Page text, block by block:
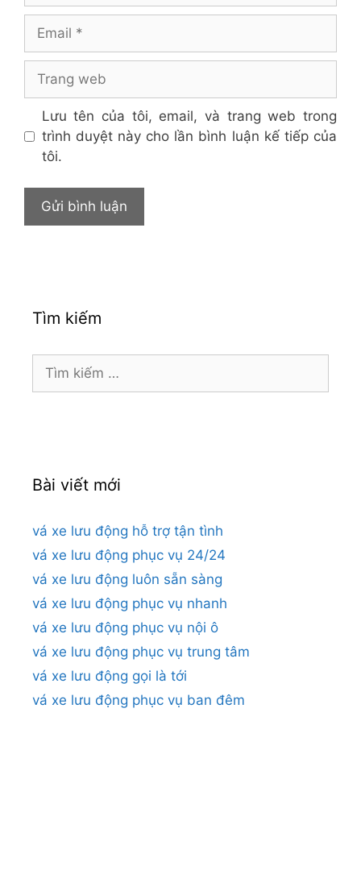
Email
Trang
Lưu tên của tôi, email, và trang web trong
trình duyệt này cho lần bình luận kế tiếp của
tôi.
Tìm kiếm
Tìm
kiếm
Bài viết mới
vá xe lưu động hỗ trợ tận tình
vá xe lưu động phục vụ 24/24
vá xe lưu động luôn sẵn sàng
vá xe lưu động phục vụ nhanh
vá xe lưu động phục vụ nội ô
vá xe lưu động phục vụ trung tâm
vá xe lưu động gọi là tới
vá xe lưu động phục vụ ban đêm